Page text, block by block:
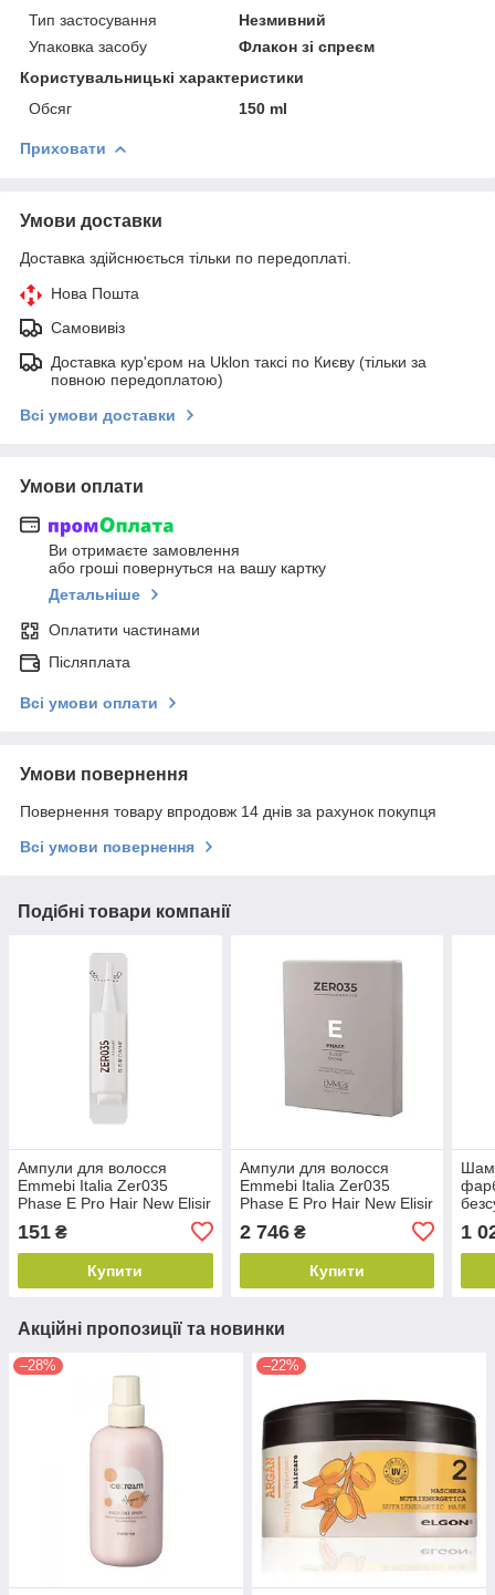
Тип застосування
Незмивний
Упаковка засобу
Флакон зі спреєм
Користувальницькі характеристики
Обсяг
150 ml
Приховати
Умови доставки
Доставка здійснюється тільки по передоплаті.
Нова Пошта
Самовивіз
Доставка кур'єром на Uklon таксі по Києву (тільки за
повною передоплатою)
Всі умови доставки
Умови оплати
Ви отримаєте замовлення
або гроші повернуться на вашу картку
Детальніше
Оплатити частинами
Післяплата
Всі умови оплати
Умови повернення
Повернення товару впродовж 14 днів за рахунок покупця
Всі умови повернення
Подібні товари компанії
Ампули для волосся
Emmebi Italia Zer035
Phase E Pro Hair New Elisir
151 ₴
Купити
Ампули для волосся
Emmebi Italia Zer035
Phase E Pro Hair New Elisir
2 746₴
Купити
1
Акційні пропозиції та новинки
–28% –22%